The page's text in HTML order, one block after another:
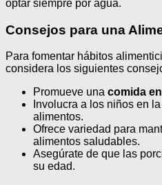
optar siempre por agua.
Consejos para una
Para fomentar hábitos
considera los siguientes
Promueve una comida
Involucra a los niños en
alimentos.
Ofrece variedad para
alimentos saludables.
Asegúrate de que las
su edad.